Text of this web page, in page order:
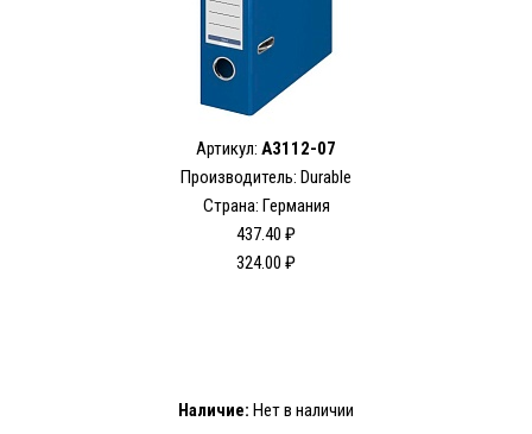
Артикул: A3112-07
Производитель: Durable
Страна: Германия
437.40 ₽
324.00 ₽
Наличие: Нет в наличии